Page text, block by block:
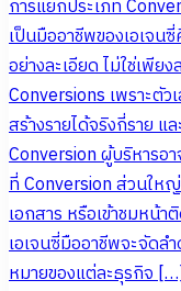
การแยกประเภท
เป็นมืออาชีพของเอเจน
อย่างละเอียด ไม่ใช่เพีย
Conversions เพราะตั
สร้างรายได้จริงกี่ราย แ
Conversion ผู้บริหารอ
ที่ Conversion ส่วนให
เอกสาร หรือเข้าชมหน้
เอเจนซี่มืออาชีพจะจัดล
หมายของแต่ละธุรกิจ